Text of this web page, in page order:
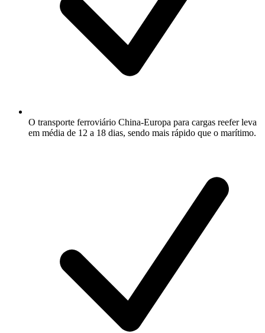
O transporte ferroviário China-Europa para cargas reefer leva
em média de 12 a 18 dias, sendo mais rápido que o marítimo.